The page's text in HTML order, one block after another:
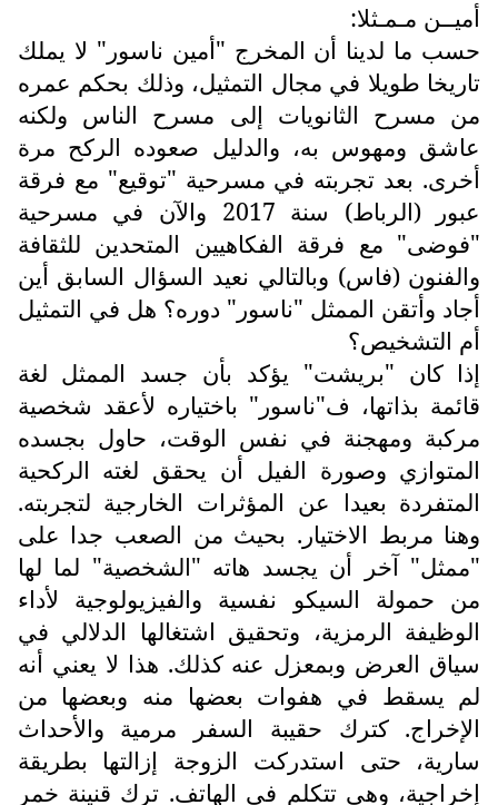
أميــن مـمـثلا:
حسب ما لدينا أن المخرج "أمين ناسور" لا يملك
تاريخا طويلا في مجال التمثيل، وذلك بحكم عمره
من مسرح الثانويات إلى مسرح الناس ولكنه
عاشق ومهوس به، والدليل صعوده الركح مرة
أخرى. بعد تجربته في مسرحية "توقيع" مع فرقة
عبور (الرباط) سنة 2017 والآن في مسرحية
"فوضى" مع فرقة الفكاهيين المتحدين للثقافة
والفنون (فاس) وبالتالي نعيد السؤال السابق أين
أجاد وأتقن الممثل "ناسور" دوره؟ هل في التمثيل
أم التشخيص؟
إذا كان "بريشت" يؤكد بأن جسد الممثل لغة
قائمة بذاتها، ف"ناسور" باختياره لأعقد شخصية
مركبة ومهجنة في نفس الوقت، حاول بجسده
المتوازي وصورة الفيل أن يحقق لغته الركحية
المتفردة بعيدا عن المؤثرات الخارجية لتجربته.
وهنا مربط الاختيار. بحيث من الصعب جدا على
"ممثل" آخر أن يجسد هاته "الشخصية" لما لها
من حمولة السيكو نفسية والفيزيولوجية لأداء
الوظيفة الرمزية، وتحقيق اشتغالها الدلالي في
سياق العرض وبمعزل عنه كذلك. هذا لا يعني أنه
لم يسقط في هفوات بعضها منه وبعضها من
الإخراج. كترك حقيبة السفر مرمية والأحداث
سارية، حتى استدركت الزوجة إزالتها بطريقة
إخراجية، وهي تتكلم في الهاتف. ترك قنينة خمر